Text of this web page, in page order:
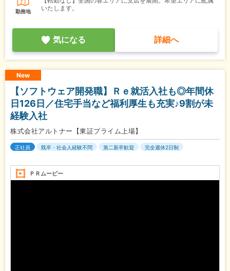
勤務地
いたします。
気になる 詳細へ
New
【ソフトウェア開発職】Ｒｅ就活入社も◎年間休
日126日／住宅手当など福利厚生も充実♪9割が未
経験入社
株式会社アルトナー【東証プライム上場】
正社員 既卒・社会人経験不問 第二新卒歓迎 完全週休2日制
ＰＲムービー